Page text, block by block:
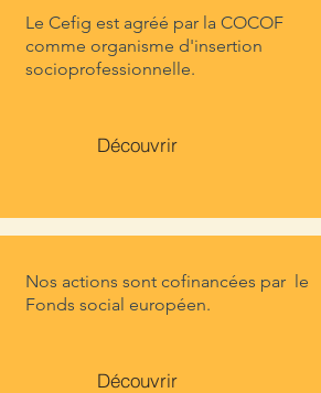
Le Cefig est agréé par la COCOF
comme organisme d'insertion
socioprofessionnelle.
Découvrir
Nos actions sont cofinancées par le
Fonds social européen.
Découvrir